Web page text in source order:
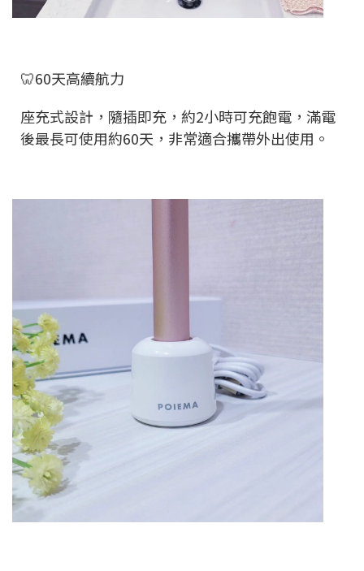
🦷60天高續航力
座充式設計，隨插即充，約2小時可充飽電，滿電
後最長可使用約60天，非常適合攜帶外出使用。